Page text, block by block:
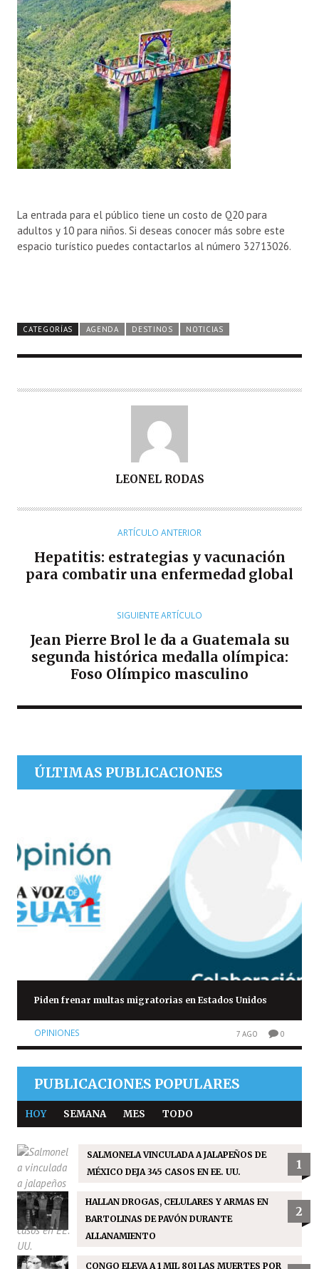
La entrada para el público tiene un costo de Q20 para
adultos y 10 para niños. Si deseas conocer más sobre este
espacio turístico puedes contactarlos al número 32713026.
CATEGORÍAS AGENDA DESTINOS NOTICIAS
T
LEONEL RODAS
ARTÍCULO ANTERIOR
Hepatitis: estrategias y vacunación
para combatir una enfermedad global
SIGUIENTE ARTÍCULO
Jean Pierre Brol le da a Guatemala su
segunda histórica medalla olímpica:
Foso Olímpico masculino
ÚLTIMAS PUBLICACIONES
Piden frenar multas migratorias en Estados Unidos
OPINIONES 7 AGO 0
PUBLICACIONES POPULARES
HOY SEMANA MES TODO
SALMONELA VINCULADA A JALAPEÑOS DE
MÉXICO DEJA 345 CASOS EN EE. UU.
1
HALLAN DROGAS, CELULARES Y ARMAS EN
BARTOLINAS DE PAVÓN DURANTE
ALLANAMIENTO
2
CONGO ELEVA A 1 MIL 801 LAS MUERTES POR